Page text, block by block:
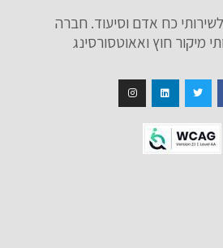
כח אדם וסיעוד. חברה
מיקור חוץ ואאוטסורסינג